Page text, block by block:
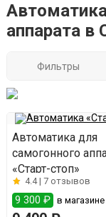
аппарата
Фильтры
Автоматика для
самогонного
«Старт-стоп»
4.4 | 7 отзывов
9 300 ₽ в магазине